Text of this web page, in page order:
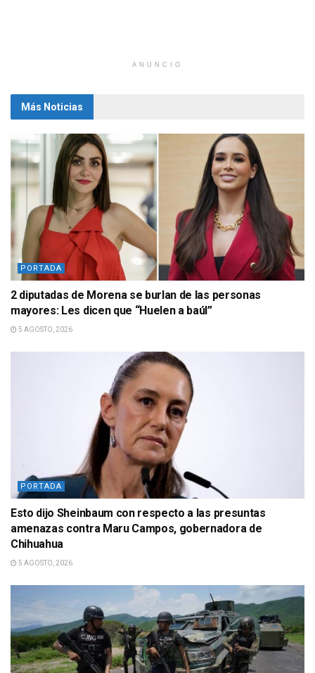
ANUNCIO
Más Noticias
PORTADA
2 diputadas de Morena se burlan de las personas
mayores: Les dicen que “Huelen a baúl”
5 AGOSTO, 2026
PORTADA
Esto dijo Sheinbaum con respecto a las presuntas
amenazas contra Maru Campos, gobernadora de
Chihuahua
5 AGOSTO, 2026